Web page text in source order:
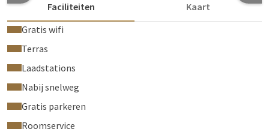
Faciliteiten
Kaart
Gratis wifi
Terras
Laadstations
Nabij snelweg
Gratis parkeren
Roomservice